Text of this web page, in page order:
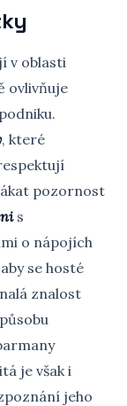
v oblasti
ovlivňuje
, které
pozornost
s
o nápojích
se hosté
znalost
je však i
jeho